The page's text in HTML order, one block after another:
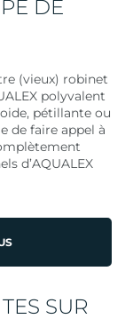
DE
(vieux) robinet
polyvalent
pétillante ou
de faire appel à
d’AQUALEX
SUR